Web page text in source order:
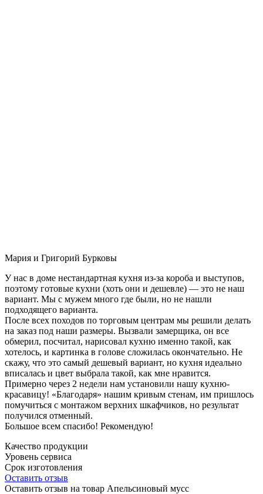
Мария и Григорий Бурковы
У нас в доме нестандартная кухня из-за короба и выступов,
поэтому готовые кухни (хоть они и дешевле) — это не наш
вариант. Мы с мужем много где были, но не нашли
подходящего варианта.
После всех походов по торговым центрам мы решили делать
на заказ под наши размеры. Вызвали замерщика, он все
обмерил, посчитал, нарисовал кухню именно такой, как
хотелось, и картинка в голове сложилась окончательно. Не
скажу, что это самый дешевый вариант, но кухня идеально
вписалась и цвет выбрала такой, как мне нравится.
Примерно через 2 недели нам установили нашу кухню-
красавицу! «Благодаря» нашим кривым стенам, им пришлось
помучиться с монтажом верхних шкафчиков, но результат
получился отменный.
Большое всем спасибо! Рекомендую!
Качество продукции
Уровень сервиса
Срок изготовления
Оставить отзыв
Оставить отзыв на товар Апельсиновый мусс